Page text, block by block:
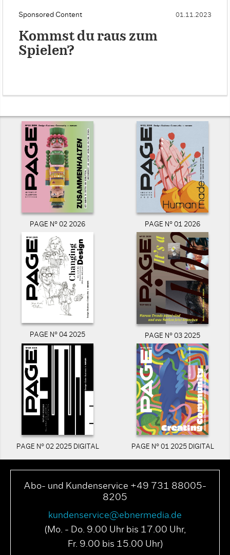
Sponsored Content 01.11.2023
Kommst du raus zum
Spielen?
PAGE N° 02 2026 PAGE N° 01 2026
PAGE N° 04 2025 PAGE N° 03 2025
PAGE N° 02 2025 DIGITAL PAGE N° 01 2025 DIGITAL
Abo- und Kundenservice +49 731 88005-
8205
kundenservice@ebnermedia.de
(Mo. - Do. 9.00 Uhr bis 17.00 Uhr,
Fr. 9.00 bis 15.00 Uhr)